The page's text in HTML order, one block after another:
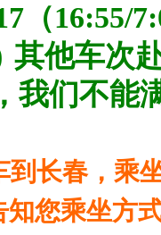
（16:55/
其他车次
我们不能
到长春，乘
知您乘坐方